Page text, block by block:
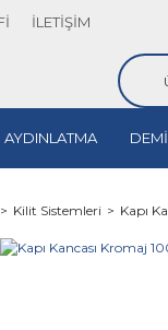
İLETİŞİM
AYDINLATMA
Kilit Sistemleri Kapı